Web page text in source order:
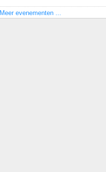
Meer evenementen ...